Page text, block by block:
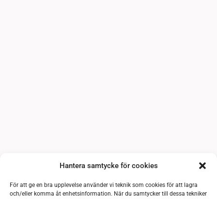
Hantera samtycke för cookies
För att ge en bra upplevelse använder vi teknik som cookies för att lagra
och/eller komma åt enhetsinformation. När du samtycker till dessa tekniker